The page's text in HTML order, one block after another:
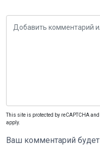
This site is protected by reCAPTCHA and
apply.
Ваш комментарий